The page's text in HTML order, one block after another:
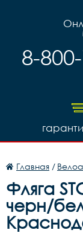
8-
Главная /
Фляга
черн/